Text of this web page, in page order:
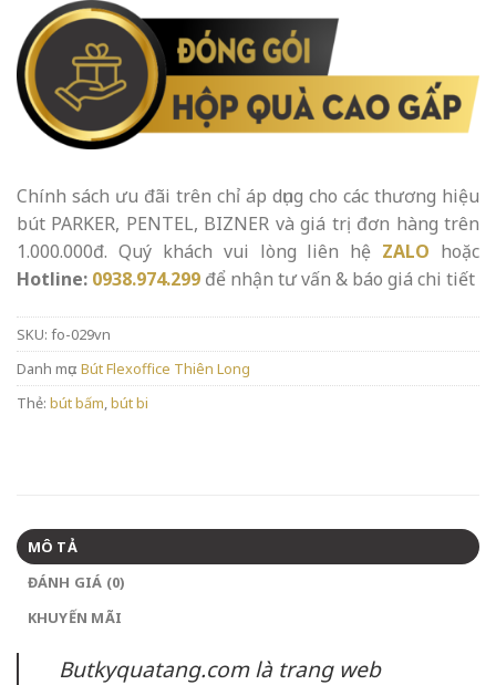
Chính sách ưu đãi trên chỉ áp dụng cho các thương hiệu
bút PARKER, PENTEL, BIZNER và giá trị đơn hàng trên
1.000.000đ. Quý khách vui lòng liên hệ ZALO hoặc
Hotline: 0938.974.299 để nhận tư vấn & báo giá chi tiết
SKU: fo-029vn
Danh mục: Bút Flexoffice Thiên Long
Thẻ: bút bấm,bút bi
MÔ TẢ
ĐÁNH GIÁ (0)
KHUYẾN MÃI
Butkyquatang.com là trang web